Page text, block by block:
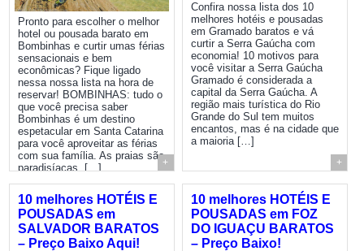
Pronto para escolher o melhor
hotel ou pousada barato em
Bombinhas e curtir umas férias
sensacionais e bem
econômicas? Fique ligado
nessa nossa lista na hora de
reservar! BOMBINHAS: tudo o
que você precisa saber
Bombinhas é um destino
espetacular em Santa Catarina
para você aproveitar as férias
com sua família. As praias são
paradisíacas, […]
+
Confira nossa lista dos 10
melhores hotéis e pousadas
em Gramado baratos e vá
curtir a Serra Gaúcha com
economia! 10 motivos para
você visitar a Serra Gaúcha
Gramado é considerada a
capital da Serra Gaúcha. A
região mais turística do Rio
Grande do Sul tem muitos
encantos, mas é na cidade que
a maioria […]
+
10 melhores HOTÉIS E
POUSADAS em
SALVADOR BARATOS
– Preço Baixo Aqui!
10 melhores HOTÉIS E
POUSADAS em FOZ
DO IGUAÇU BARATOS
– Preço Baixo!